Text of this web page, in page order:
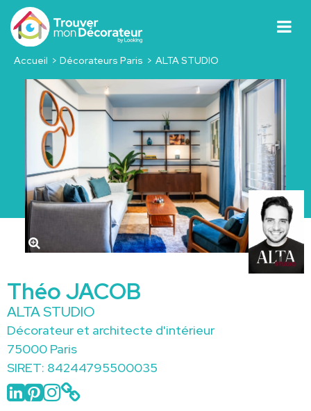
Accueil Décorateurs Paris ALTA STUDIO
Théo JACOB
ALTA STUDIO
Décorateur et architecte d'intérieur
75000 Paris
SIRET: 84244795500035